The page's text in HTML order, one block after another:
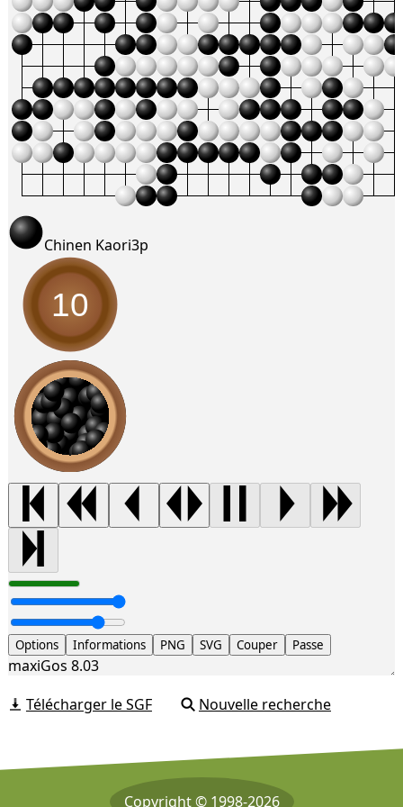
Chinen Kaori3p
10
Options Informations PNG SVG Couper Passe
maxiGos 8.03
Télécharger le SGF
Nouvelle recherche
Copyright © 1998-2026